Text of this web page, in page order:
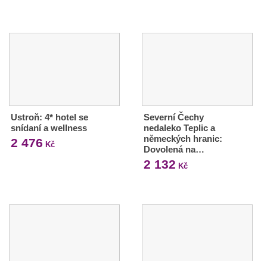
Ustroň: 4* hotel se
snídaní a wellness
2 476 Kč
Severní Čechy
nedaleko Teplic a
německých hranic:
Dovolená na…
2 132 Kč